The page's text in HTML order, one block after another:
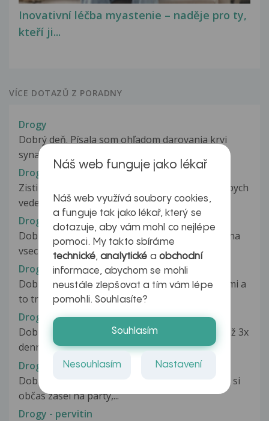
Inovativní léčba myastenie – naděje pro ty,
kteří ji...
VÍCE DOTAZŮ Z PORADNY
Drogy
Dobrý deň. Písala som ohľadom darovania krvi
syna,ktorý v minulosti užíval...
Drogy
Zistila jsem ze muj partnerbere drogy a chtela bych
vedet v jakym je stadiu....
Drogy
Dobrý den, mám dotaz ohledně krevních testu na
vsechny drogy. Kdyz jsem pozila...
Drogy
Dobry den, vcera jsem experimentoval s drogami a
to trochu pervitinu a kokainu....
Drogy
Dobrý den, jsem aktivní uživatel marihuany (1 až 3x
denně). V blízké době budu...
Drogy
Dobrý den, je mi 26 let. Asi před dvěmi lety jsem si
občas zašel na párty,...
Drogy - pervitin
Náš web funguje jako lékař
Náš web využívá soubory cookies,
a funguje tak jako lékař, který se
dotazuje, aby vám mohl co nejlépe
pomoci. My takto sbíráme
technické,analytické a obchodní
informace, abychom se mohli
neustále zlepšovat a tím vám lépe
pomohli. Souhlasíte?
Souhlasím
Nesouhlasím Nastavení